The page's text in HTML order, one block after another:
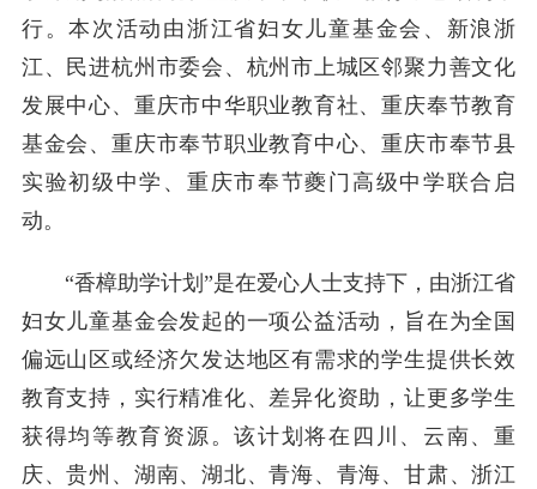
行。本次活动由浙江省妇女儿童基金会、新浪浙
江、民进杭州市委会、杭州市上城区邻聚力善文化
发展中心、重庆市中华职业教育社、重庆奉节教育
基金会、重庆市奉节职业教育中心、重庆市奉节县
实验初级中学、重庆市奉节夔门高级中学联合启
动。
“香樟助学计划”是在爱心人士支持下，由浙江省
妇女儿童基金会发起的一项公益活动，旨在为全国
偏远山区或经济欠发达地区有需求的学生提供长效
教育支持，实行精准化、差异化资助，让更多学生
获得均等教育资源。该计划将在四川、云南、重
庆、贵州、湖南、湖北、青海、青海、甘肃、浙江